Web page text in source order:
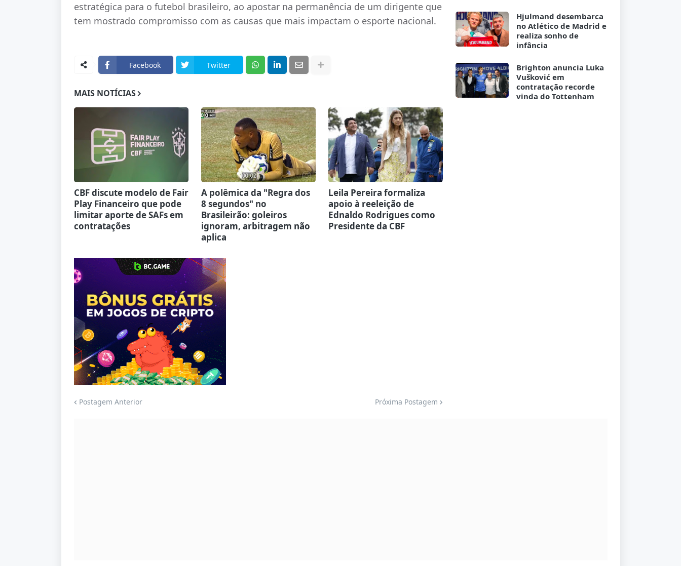
estratégica para o futebol brasileiro, ao apostar na permanência de um dirigente que
tem mostrado compromisso com as causas que mais impactam o esporte nacional.
Facebook Twitter
MAIS NOTÍCIAS
CBF discute modelo de Fair
Play Financeiro que pode
limitar aporte de SAFs em
contratações
A polêmica da "Regra dos
8 segundos" no
Brasileirão: goleiros
ignoram, arbitragem não
aplica
Leila Pereira formaliza
apoio à reeleição de
Ednaldo Rodrigues como
Presidente da CBF
Jogue com responsabilidade. 18+
Postagem Anterior Próxima Postagem
Hjulmand desembarca
no Atlético de Madrid e
realiza sonho de
infância
Brighton anuncia Luka
Vušković em
contratação recorde
vinda do Tottenham